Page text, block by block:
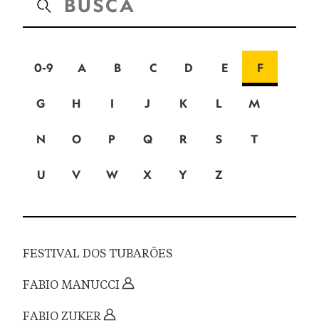
0-9 A B C D E F
G H I J K L M
N O P Q R S T
U V W X Y Z
FESTIVAL DOS TUBARÕES
FABIO MANUCCI
FABIO ZUKER